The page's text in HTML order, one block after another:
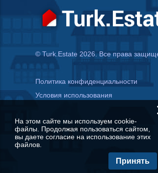
© Turk.Estate 2026. Все права
Политика конфиденциальности
Условия использования
На этом сайте мы используем cookie-
файлы. Продолжая пользоваться сайтом,
вы даете согласие на использование этих
файлов.
Принять